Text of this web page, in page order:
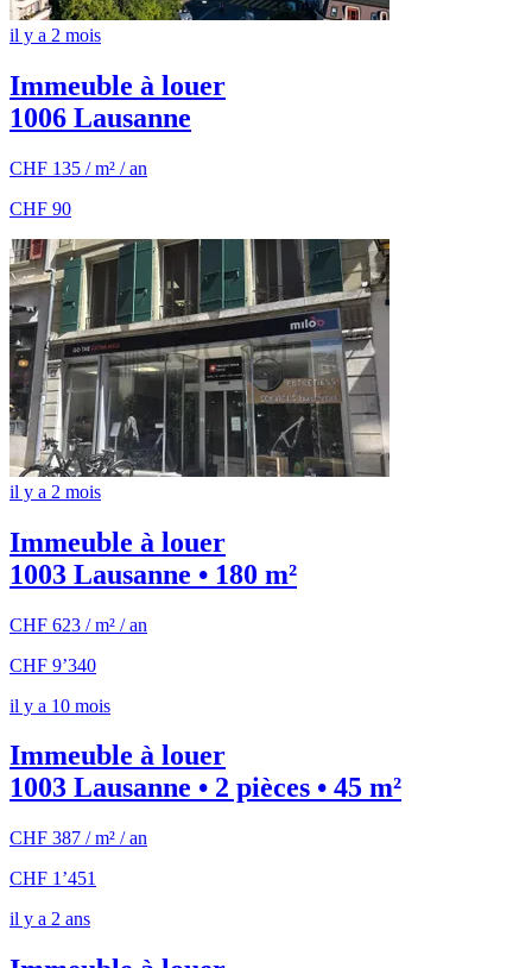
il y a 2 mois
Immeuble à louer
1006 Lausanne
CHF 135 / m² / an
CHF 90
il y a 2 mois
Immeuble à louer
1003 Lausanne • 180 m²
CHF 623 / m² / an
CHF 9’340
il y a 10 mois
Immeuble à louer
1003 Lausanne • 2 pièces • 45 m²
CHF 387 / m² / an
CHF 1’451
il y a 2 ans